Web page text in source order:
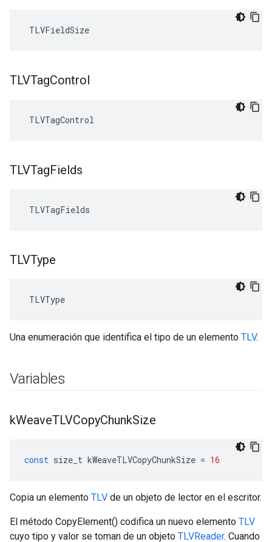
TLVFieldSize
TLVTagControl
TLVTagControl
TLVTagFields
TLVTagFields
TLVType
TLVType
Una enumeración que identifica el tipo de un elemento TLV.
Variables
kWeaveTLVCopyChunkSize
const size_t kWeaveTLVCopyChunkSize = 16
Copia un elemento TLV de un objeto de lector en el escritor.
El método CopyElement() codifica un nuevo elemento TLV
cuyo tipo y valor se toman de un objeto TLVReader. Cuando